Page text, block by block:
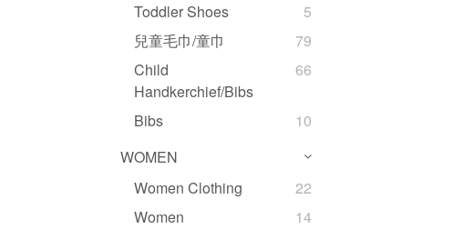
Toddler Shoes
5
兒童毛巾/童巾
79
Child
Handkerchief/Bibs
66
Bibs
10
WOMEN
Women Clothing
22
Women
14